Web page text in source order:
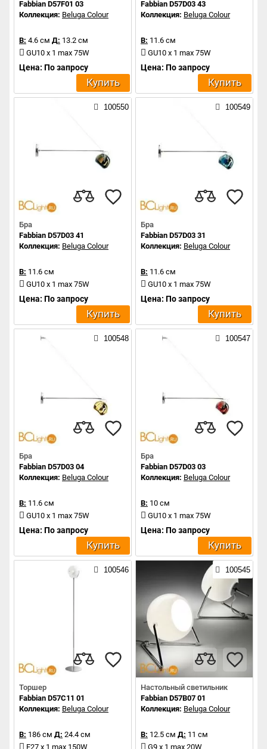
Fabbian D57F01 03
Коллекция: Beluga Colour
В: 4.6 см Д: 13.2 см
GU10 x 1 max 75W
Цена: По запросу
Купить
Fabbian D57D03 43
Коллекция: Beluga Colour
В: 11.6 см
GU10 x 1 max 75W
Цена: По запросу
Купить
100550
Бра
Fabbian D57D03 41
Коллекция: Beluga Colour
В: 11.6 см
GU10 x 1 max 75W
Цена: По запросу
Купить
100549
Бра
Fabbian D57D03 31
Коллекция: Beluga Colour
В: 11.6 см
GU10 x 1 max 75W
Цена: По запросу
Купить
100548
Бра
Fabbian D57D03 04
Коллекция: Beluga Colour
В: 11.6 см
GU10 x 1 max 75W
Цена: По запросу
Купить
100547
Бра
Fabbian D57D03 03
Коллекция: Beluga Colour
В: 10 см
GU10 x 1 max 75W
Цена: По запросу
Купить
100546
Торшер
Fabbian D57C11 01
Коллекция: Beluga Colour
В: 186 см Д: 24.4 см
E27 x 1 max 150W
100545
Настольный светильник
Fabbian D57B07 01
Коллекция: Beluga Colour
В: 12.5 см Д: 11 см
G9 x 1 max 20W